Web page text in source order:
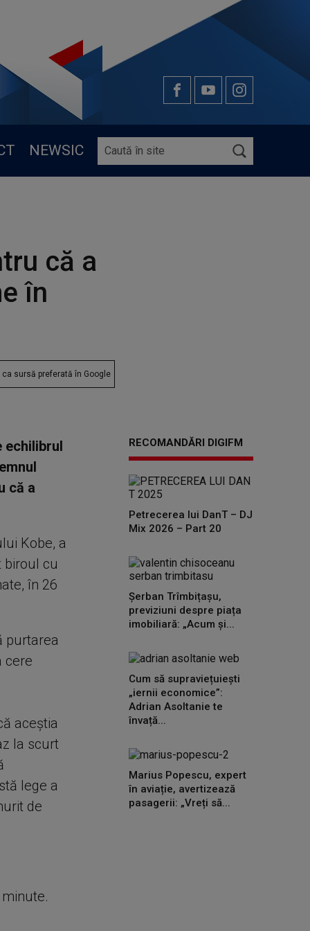
NEWSIC
că a
în
ca sursă preferată în Google
echilibrul
că a
Kobe, a
biroul cu
în 26
purtarea
cere
aceștia
la scurt
lege a
de
RECOMANDĂRI DIGIFM
Petrecerea lui DanT – DJ
Mix 2026 – Part 20
Șerban Trîmbițașu,
previziuni despre piața
imobiliară: „Acum și...
Cum să supraviețuiești
„iernii economice”:
Adrian Asoltanie te
învață...
Marius Popescu, expert
în aviație, avertizează
pasagerii: „Vreți să...